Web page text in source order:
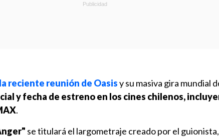
reciente reunión de Oasisy su masiva gira mundial
y fecha de estreno en los cines chilenos,
.
se titulará el largometraje creado por el